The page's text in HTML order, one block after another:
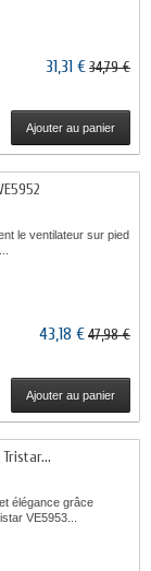
31,31 €34,79 €
Ajouter au panier
le ventilateur sur pied
43,18 €47,98 €
Ajouter au panier
élégance grâce
VE5953...